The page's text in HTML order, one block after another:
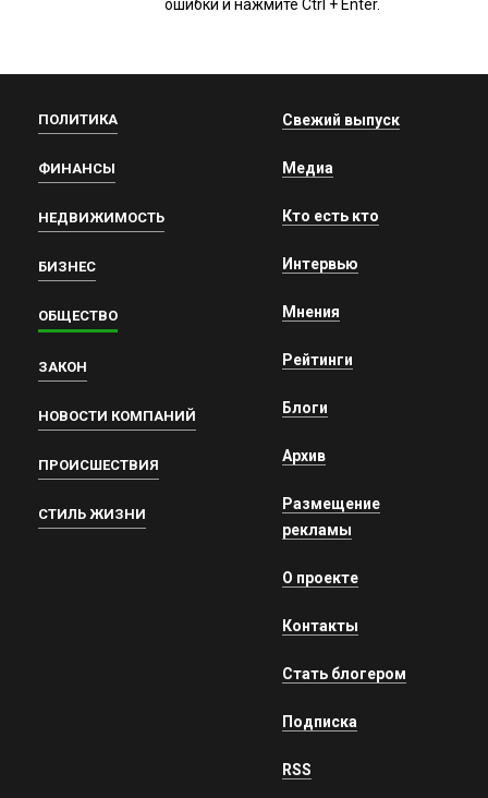
ошибки и нажмите Ctrl + Enter.
ПОЛИТИКА
ФИНАНСЫ
НЕДВИЖИМОСТЬ
БИЗНЕС
ОБЩЕСТВО
ЗАКОН
НОВОСТИ КОМПАНИЙ
ПРОИСШЕСТВИЯ
СТИЛЬ ЖИЗНИ
Свежий выпуск
Медиа
Кто есть кто
Интервью
Мнения
Рейтинги
Блоги
Архив
Размещение
рекламы
О проекте
Контакты
Стать блогером
Подписка
RSS